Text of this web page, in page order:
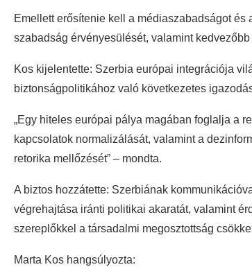
Emellett erősítenie kell a médiaszabadságot
szabadság érvényesülését, valamint
Kos kijelentette: Szerbia európai integrációja
biztonságpolitikához való következetes
„Egy hiteles európai pálya magában foglalja a
kapcsolatok normalizálását, valamint a
retorika mellőzését” – mondta.
A biztos hozzátette: Szerbiának
végrehajtása iránti politikai akaratát, valamint
szereplőkkel a társadalmi megosztottság
Marta Kos hangsúlyozta: